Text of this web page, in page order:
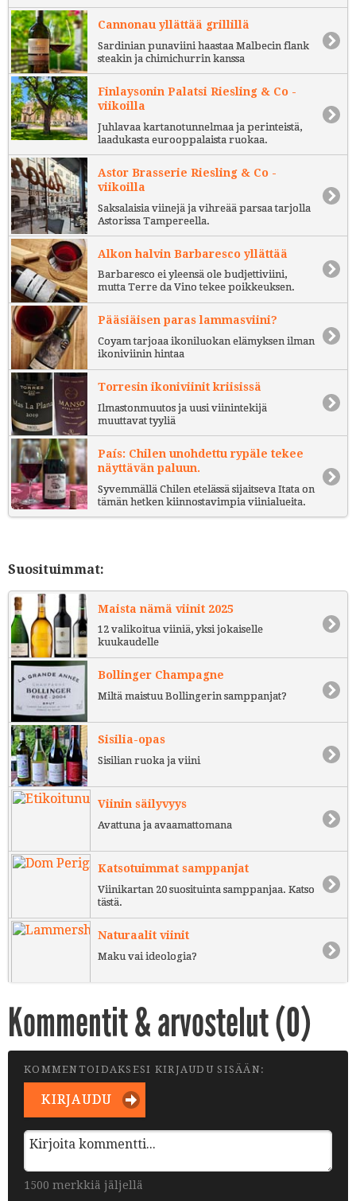
Cannonau yllättää grillillä
Sardinian punaviini haastaa Malbecin flank
steakin ja chimichurrin kanssa
Finlaysonin Palatsi Riesling & Co -
viikoilla
Juhlavaa kartanotunnelmaa ja perinteistä,
laadukasta eurooppalaista ruokaa.
Astor Brasserie Riesling & Co -
viikoilla
Saksalaisia viinejä ja vihreää parsaa tarjolla
Astorissa Tampereella.
Alkon halvin Barbaresco yllättää
Barbaresco ei yleensä ole budjettiviini,
mutta Terre da Vino tekee poikkeuksen.
Pääsiäisen paras lammasviini?
Coyam tarjoaa ikoniluokan elämyksen ilman
ikoniviinin hintaa
Torresin ikoniviinit kriisissä
Ilmastonmuutos ja uusi viinintekijä
muuttavat tyyliä
País: Chilen unohdettu rypäle tekee
näyttävän paluun.
Syvemmällä Chilen etelässä sijaitseva Itata on
tämän hetken kiinnostavimpia viinialueita.
Suosituimmat:
Maista nämä viinit 2025
12 valikoitua viiniä, yksi jokaiselle
kuukaudelle
Bollinger Champagne
Miltä maistuu Bollingerin samppanjat?
Sisilia-opas
Sisilian ruoka ja viini
Viinin säilyvyys
Avattuna ja avaamattomana
Katsotuimmat samppanjat
Viinikartan 20 suosituinta samppanjaa. Katso
tästä.
Naturaalit viinit
Maku vai ideologia?
Kommentit & arvostelut (0)
KOMMENTOIDAKSESI KIRJAUDU SISÄÄN:
KIRJAUDU
1500 merkkiä jäljellä